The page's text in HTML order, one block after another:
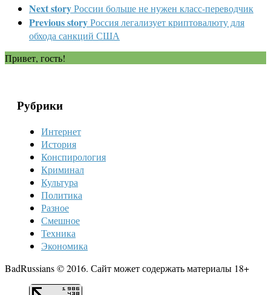
Next storyРоссии больше не нужен класс-переводчик
Previous storyРоссия легализует криптовалюту для
обхода санкций США
Привет, гость!
Рубрики
Интернет
История
Конспирология
Криминал
Культура
Политика
Разное
Смешное
Техника
Экономика
BadRussians © 2016. Сайт может содержать материалы 18+